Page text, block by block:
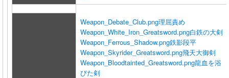
Weapon_Debate_Club.png理屈責め
Weapon_White_Iron_Greatsword.png白鉄の大剣
Weapon_Ferrous_Shadow.png鉄影段平
Weapon_Skyrider_Greatsword.png飛天大御剣
Weapon_Bloodtainted_Greatsword.png龍血を浴
びた剣